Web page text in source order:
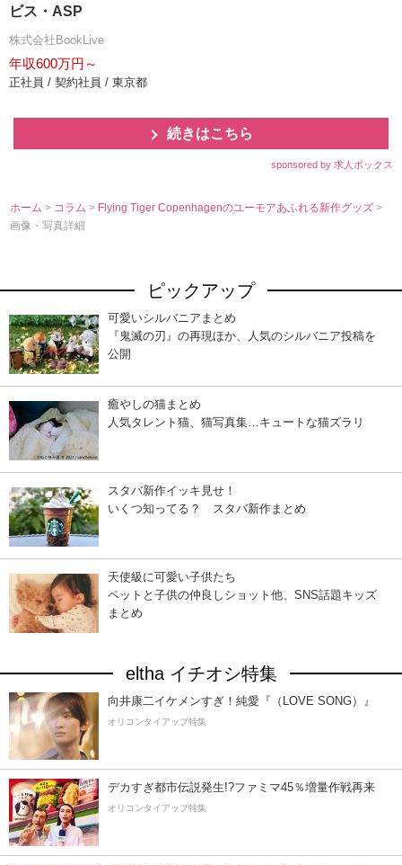
ビス・ASP
株式会社BookLive
年収600万円～
正社員 / 契約社員 / 東京都
続きはこちら
sponsored by 求人ボックス
ホーム > コラム> Flying Tiger Copenhagenのユーモアあふれる新作グッズ>
画像・写真詳細
ピックアップ
可愛いシルバニアまとめ
『鬼滅の刃』の再現ほか、人気のシルバニア投稿を
公開
癒やしの猫まとめ
人気タレント猫、猫写真集…キュートな猫ズラリ
スタバ新作イッキ見せ！
いくつ知ってる？ スタバ新作まとめ
天使級に可愛い子供たち
ペットと子供の仲良しショット他、SNS話題キッズ
まとめ
eltha イチオシ特集
向井康二イケメンすぎ！純愛『（LOVE SONG）』
オリコンタイアップ特集
デカすぎ都市伝説発生!?ファミマ45％増量作戦再来
オリコンタイアップ特集